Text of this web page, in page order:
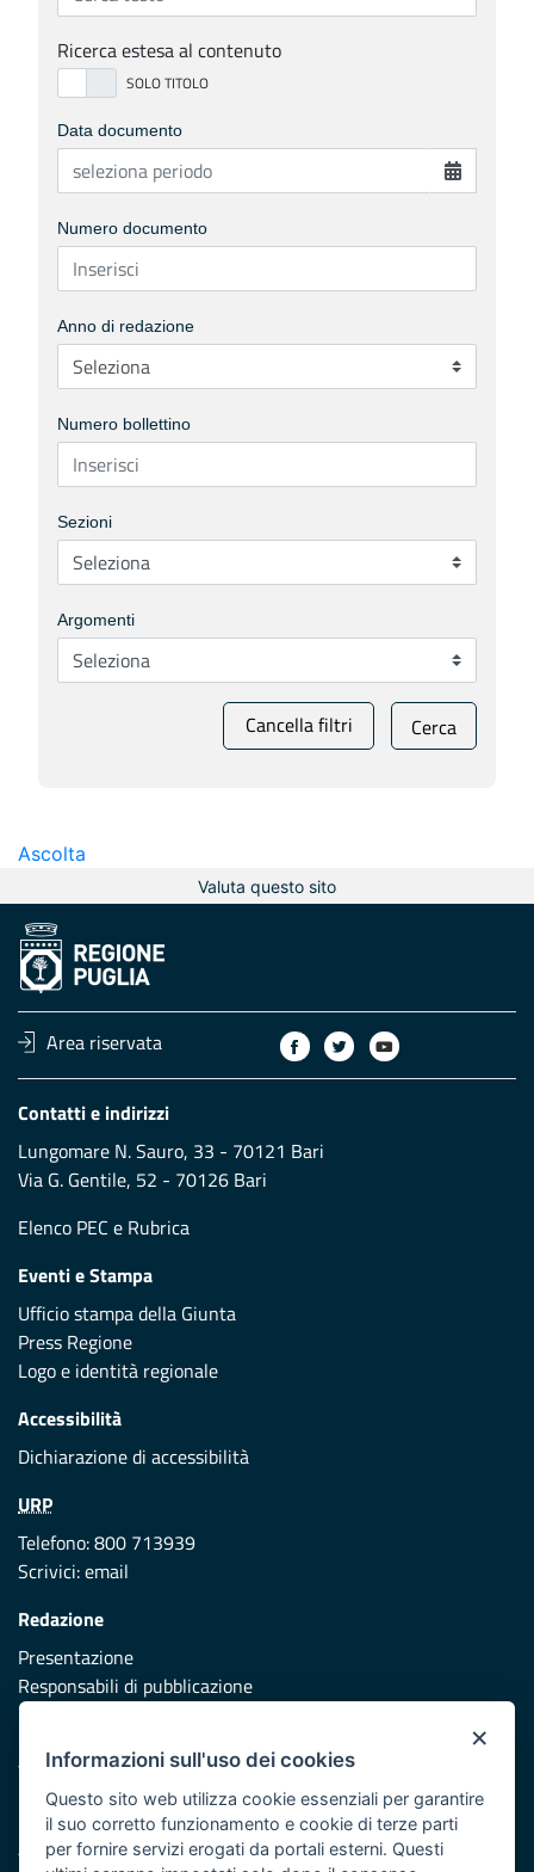
Ricerca estesa al contenuto
Data documento
Numero documento
Anno di redazione
Numero bollettino
Sezioni
Argomenti
Cancella filtri Cerca
Ascolta
Valuta questo sito
Area riservata
Contatti e indirizzi
Lungomare N. Sauro, 33 - 70121 Bari
Via G. Gentile, 52 - 70126 Bari
Elenco PEC e Rubrica
Eventi e Stampa
Ufficio stampa della Giunta
Press Regione
Logo e identità regionale
Accessibilità
Dichiarazione di accessibilità
URP
Telefono: 800 713939
Scrivici:email
Redazione
Presentazione
Responsabili di pubblicazione
Vai al sito di Protezione Civile Puglia
Iniziativa finanziata con risorse del POR Puglia 2014/2020 -
Asse XI
×
Informazioni sull'uso dei cookies
Questo sito web utilizza cookie essenziali per garantire
il suo corretto funzionamento e cookie di terze parti
per fornire servizi erogati da portali esterni. Questi